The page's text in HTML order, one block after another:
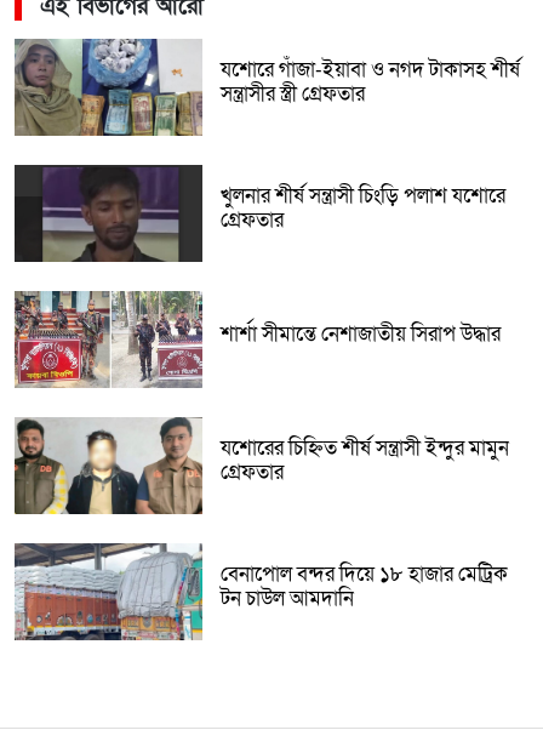
এই বিভাগের আরো
যশোরে গাঁজা-ইয়াবা ও নগদ টাকাসহ শীর্ষ
সন্ত্রাসীর স্ত্রী গ্রেফতার
খুলনার শীর্ষ সন্ত্রাসী চিংড়ি পলাশ যশোরে
গ্রেফতার
শার্শা সীমান্তে নেশাজাতীয় সিরাপ উদ্ধার
যশোরের চিহ্নিত শীর্ষ সন্ত্রাসী ইন্দুর মামুন
গ্রেফতার
বেনাপোল বন্দর দিয়ে ১৮ হাজার মেট্রিক
টন চাউল আমদানি